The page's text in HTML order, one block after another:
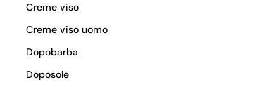
Creme viso
Creme viso uomo
Dopobarba
Doposole